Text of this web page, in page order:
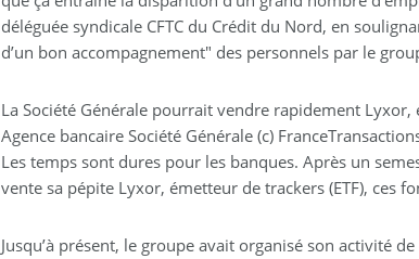
déléguée syndicale CFTC du Crédit du Nord, en
d’un bon accompagnement" des personnels par le
La Société Générale pourrait vendre rapidement Lyxor,
Agence bancaire Société Générale (c)
Les temps sont dures pour les banques. Après un
vente sa pépite Lyxor, émetteur de trackers (ETF), ces
Jusqu’à présent, le groupe avait organisé son activité